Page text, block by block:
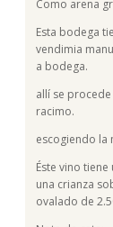
Como arena
Esta bodega
vendimia
a bodega.
allí se
racimo.
escogiendo la
Éste vino
una crianza
ovalado de